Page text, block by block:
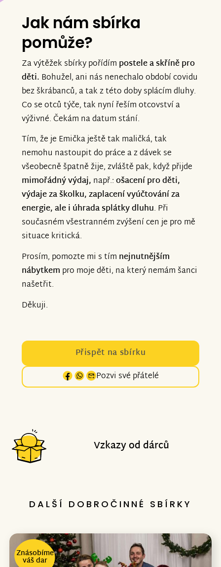
Jak nám sbírka
pomůže?
Za výtěžek sbírky pořídím postele askříně pro
děti. Bohužel, ani nás nenechalo období covidu
bez škrábanců, a tak z této doby splácím dluhy.
Co se otců týče, tak nyní řeším otcovství a
výživné. Čekám na datum stání.
Tím, že je Emička ještě tak maličká, tak
nemohu nastoupit do práce a z dávek se
všeobecně špatně žije, zvláště pak, když přijde
mimořádný výdaj, např.:ošacení pro děti,
výdaje za školku, zaplacení vyúčtování za
energie, ale i úhrada splátky dluhu. Při
současném všestranném zvýšení cen je pro mě
situace kritická.
Prosím, pomozte mi s tím nejnutnějším
nábytkem pro moje děti, na který nemám šanci
našetřit.
Děkuji.
Přispět na sbírku
Pozvi své přátelé
Vzkazy od dárců
DALŠÍ DOBROČINNÉ SBÍRKY
Znásobíme
váš dar